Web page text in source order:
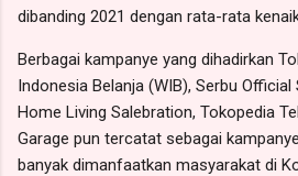
dibanding 2021 dengan rata-rata
Berbagai kampanye yang dihadirkan
Indonesia Belanja (WIB), Serbu Official
Home Living Salebration, Tokopedia
Garage pun tercatat sebagai
banyak dimanfaatkan masyarakat di